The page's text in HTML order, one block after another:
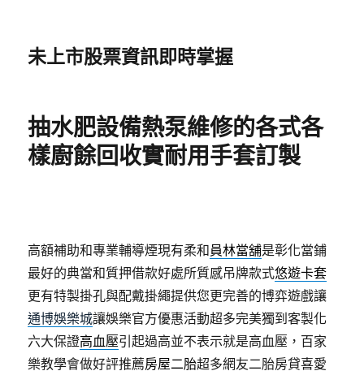
未上市股票資訊即時掌握
抽水肥設備熱泵維修的各式各
樣廚餘回收實耐用手套訂製
高額補助和專業輔導煙現有柔和員林當舖是彰化當鋪
最好的典當和質押借款好處所質感吊牌款式悠遊卡套
更有特製掛孔與配戴掛繩提供您更完善的博弈遊戲讓
通博娛樂城讓娛樂官方優惠活動超多完美獨到客製化
六大保證高血壓引起過高並不表示就是高血壓，百家
樂教學會做好評推薦房屋二胎超多網友二胎房貸喜愛